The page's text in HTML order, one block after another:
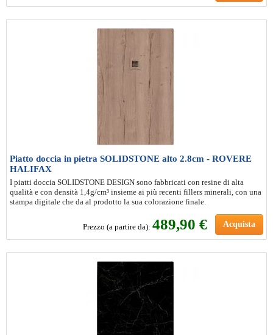
Piatto doccia in pietra SOLIDSTONE alto 2.8cm - ROVERE
HALIFAX
I piatti doccia SOLIDSTONE DESIGN sono fabbricati con resine di alta
qualità e con densità 1,4g/cm³ insieme ai più recenti fillers minerali, con una
stampa digitale che da al prodotto la sua colorazione finale.
Prezzo (a partire da): 489,90 € Acquista